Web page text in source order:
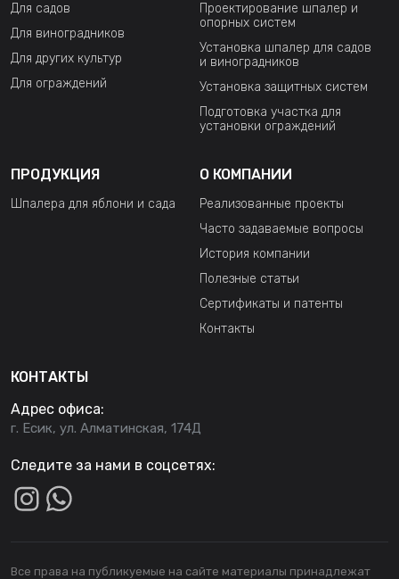
Для садов
Для виноградников
Для других культур
Для ограждений
Проектирование шпалер и
опорных систем
Установка шпалер для садов
и виноградников
Установка защитных систем
Подготовка участка для
установки ограждений
ПРОДУКЦИЯ
Шпалера для яблони и сада
О КОМПАНИИ
Реализованные проекты
Часто задаваемые вопросы
История компании
Полезные статьи
Сертификаты и патенты
Контакты
КОНТАКТЫ
Адрес офиса:
г. Есик, ул. Алматинская, 174Д
Следите за нами в соцсетях:
Все права на публикуемые на сайте материалы принадлежат